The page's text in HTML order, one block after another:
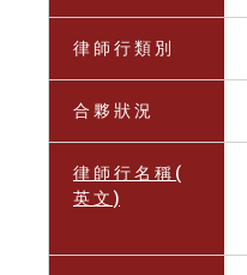
律 師 行 類 別
合 夥 狀 況
律 師 行 名 稱 (
英 文 )